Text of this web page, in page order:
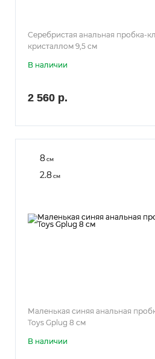
Серебристая анальная пробка-
кристаллом 9,5 см
В наличии
2 560 р.
8см
2.8см
Маленькая синяя анальная
Toys Gplug 8 см
В наличии